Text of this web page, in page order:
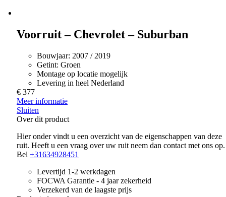
Voorruit – Chevrolet – Suburban
Bouwjaar: 2007 / 2019
Getint: Groen
Montage op locatie mogelijk
Levering in heel Nederland
€ 377
Meer informatie
Sluiten
Over dit product
Hier onder vindt u een overzicht van de eigenschappen van deze
ruit. Heeft u een vraag over uw ruit neem dan contact met ons op.
Bel +31634928451
Levertijd 1-2 werkdagen
FOCWA Garantie - 4 jaar zekerheid
Verzekerd van de laagste prijs